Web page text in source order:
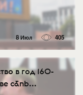
8 Июл 405
в год 160-
с&nb...